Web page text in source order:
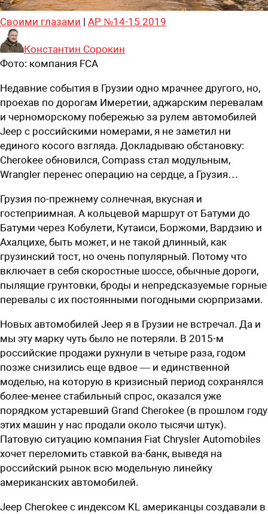
Своими глазами | АР №14-15 2019
Константин Сорокин
Фото: компания FCA
Недавние события в Грузии одно мрачнее другого, но,
проехав по дорогам Имеретии, аджарским перевалам
и черноморскому побережью за рулем автомобилей
Jeep с российскими номерами, я не заметил ни
единого косого взгляда. Докладываю обстановку:
Cherokee обновился, Compass стал модульным,
Wrangler перенес операцию на сердце, а Грузия…
Грузия по-прежнему солнечная, вкусная и
гостеприимная. А кольцевой маршрут от Батуми до
Батуми через Кобулети, Кутаиси, Боржоми, Вардзию и
Ахалцихе, быть может, и не такой длинный, как
грузинский тост, но очень популярный. Потому что
включает в себя скоростные шоссе, обычные дороги,
пылящие грунтовки, броды и непредсказуемые горные
перевалы с их постоянными погодными сюрпризами.
Новых автомобилей Jeep я в Грузии не встречал. Да и
мы эту марку чуть было не потеряли. В 2015-м
российские продажи рухнули в четыре раза, годом
позже снизились еще вдвое — и единственной
моделью, на которую в кризисный период сохранялся
более-менее стабильный спрос, оказался уже
порядком устаревший Grand Cherokee (в прошлом году
этих машин у нас продали около тысячи штук).
Патовую ситуацию компания Fiat Chrysler Automobiles
хочет переломить ставкой ва-банк, выведя на
российский рынок всю модельную линейку
американских автомобилей.
Jeep Cherokee с индексом KL американцы создавали в